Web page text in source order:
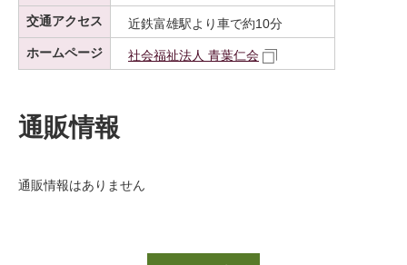
交通アクセス
近鉄富雄駅より車で約10分
ホームページ
社会福祉法人 青葉仁会
通販情報
通販情報はありません